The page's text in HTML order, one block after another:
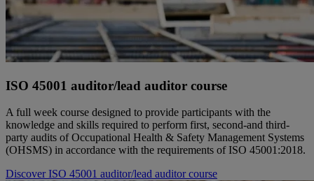
ISO 45001 auditor/lead auditor course
A full week course designed to provide participants with the
knowledge and skills required to perform first, second-and third-
party audits of Occupational Health & Safety Management Systems
(OHSMS) in accordance with the requirements of ISO 45001:2018.
Discover ISO 45001 auditor/lead auditor course